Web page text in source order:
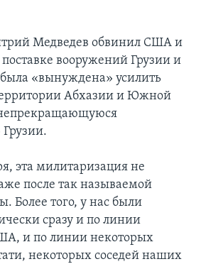
Медведев обвинил США и
вооружений Грузии и
была «вынуждена» усилить
Абхазии и Южной
эта милитаризация не
после так называемой
Более того, у нас были
сразу и по линии
и по линии некоторых
некоторых соседей наших